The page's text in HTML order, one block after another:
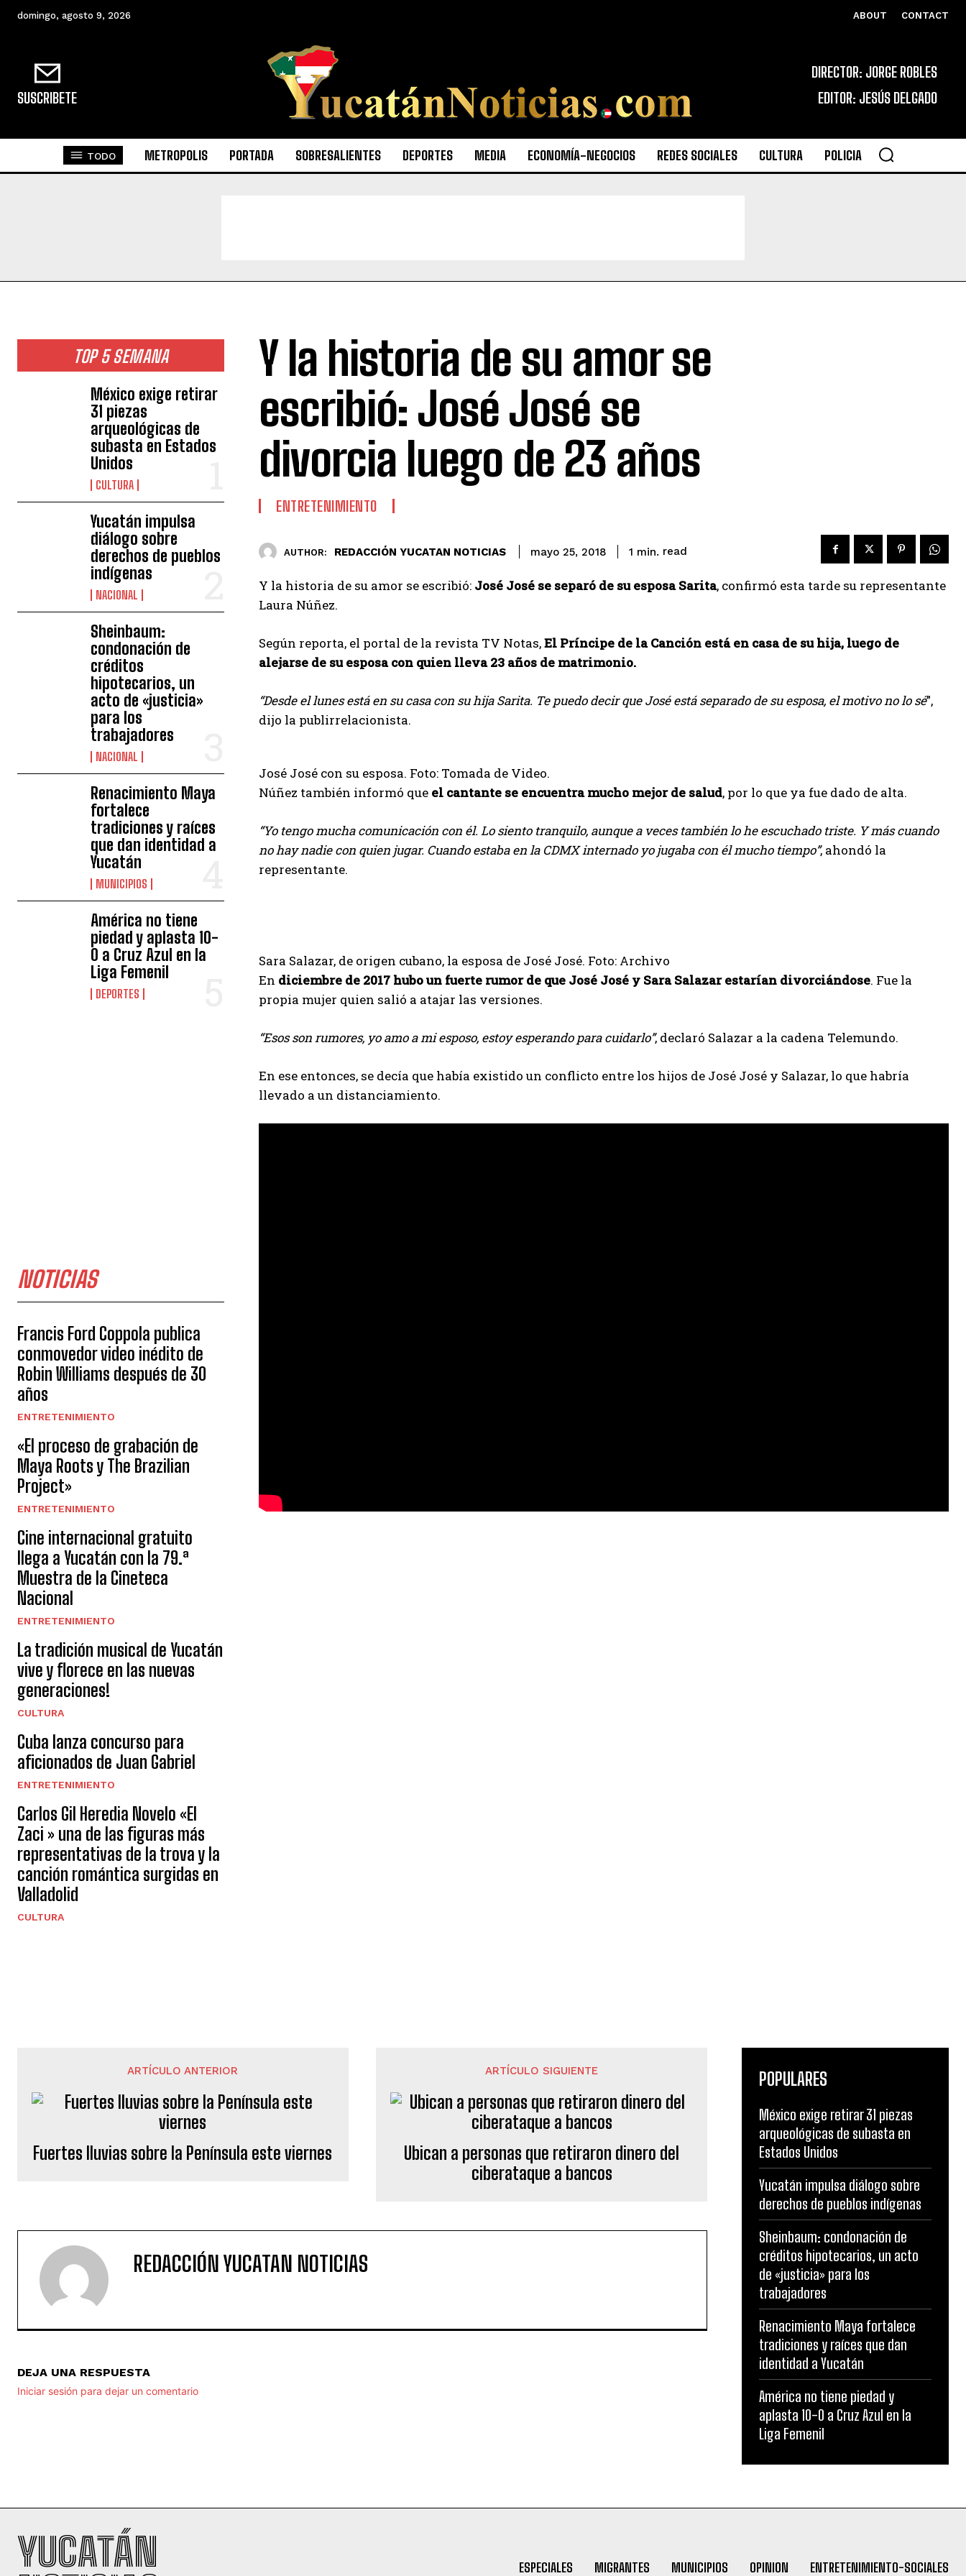
domingo, agosto 9, 2026 ABOUT CONTACT
SUSCRIBETE
DIRECTOR: JORGE ROBLES
EDITOR: JESÚS DELGADO
TODO METROPOLIS PORTADA SOBRESALIENTES DEPORTES MEDIA ECONOMÍA-NEGOCIOS REDES SOCIALES CULTURA POLICIA
TOP 5 SEMANA
México exige retirar
31 piezas
arqueológicas de
subasta en Estados
Unidos
CULTURA
Yucatán impulsa
diálogo sobre
derechos de pueblos
indígenas
NACIONAL
Sheinbaum:
condonación de
créditos
hipotecarios, un
acto de «justicia»
para los
trabajadores
NACIONAL
Renacimiento Maya
fortalece
tradiciones y raíces
que dan identidad a
Yucatán
MUNICIPIOS
América no tiene
piedad y aplasta 10-
0 a Cruz Azul en la
Liga Femenil
DEPORTES
NOTICIAS
Francis Ford Coppola publica
conmovedor video inédito de
Robin Williams después de 30
años
ENTRETENIMIENTO
«El proceso de grabación de
Maya Roots y The Brazilian
Project»
ENTRETENIMIENTO
Cine internacional gratuito
llega a Yucatán con la 79.ª
Muestra de la Cineteca
Nacional
ENTRETENIMIENTO
La tradición musical de Yucatán
vive y florece en las nuevas
generaciones!
CULTURA
Cuba lanza concurso para
aficionados de Juan Gabriel
ENTRETENIMIENTO
Carlos Gil Heredia Novelo «El
Zaci » una de las figuras más
representativas de la trova y la
canción romántica surgidas en
Valladolid
CULTURA
Y la historia de su amor se
escribió: José José se
divorcia luego de 23 años
ENTRETENIMIENTO
AUTHOR: REDACCIÓN YUCATAN NOTICIAS mayo 25, 2018 1 min. read
Y la historia de su amor se escribió: José José se separó de su esposa Sarita, confirmó esta tarde su representante
Laura Núñez.
Según reporta, el portal de la revista TV Notas,El Príncipe de la Canción está en casa de su hija, luego de
alejarse de su esposa con quien lleva 23 años de matrimonio.
“Desde el lunes está en su casa con su hija Sarita. Te puedo decir que José está separado de su esposa, el motivo no lo sé”,
dijo la publirrelacionista.
José José con su esposa. Foto: Tomada de Video.
Núñez también informó que el cantante se encuentra mucho mejor de salud, por lo que ya fue dado de alta.
“Yo tengo mucha comunicación con él. Lo siento tranquilo, aunque a veces también lo he escuchado triste. Y más cuando
no hay nadie con quien jugar. Cuando estaba en la CDMX internado yo jugaba con él mucho tiempo”, ahondó la
representante.
Sara Salazar, de origen cubano, la esposa de José José. Foto: Archivo
En diciembre de 2017 hubo un fuerte rumor de que José José y Sara Salazar estarían divorciándose. Fue la
propia mujer quien salió a atajar las versiones.
“Esos son rumores, yo amo a mi esposo, estoy esperando para cuidarlo”, declaró Salazar a la cadena Telemundo.
En ese entonces, se decía que había existido un conflicto entre los hijos de José José y Salazar, lo que habría
llevado a un distanciamiento.
ARTÍCULO ANTERIOR
Fuertes lluvias sobre la Península este viernes
ARTÍCULO SIGUIENTE
Ubican a personas que retiraron dinero del
ciberataque a bancos
REDACCIÓN YUCATAN NOTICIAS
DEJA UNA RESPUESTA
Iniciar sesión para dejar un comentario
POPULARES
México exige retirar 31 piezas
arqueológicas de subasta en
Estados Unidos
Yucatán impulsa diálogo sobre
derechos de pueblos indígenas
Sheinbaum: condonación de
créditos hipotecarios, un acto
de «justicia» para los
trabajadores
Renacimiento Maya fortalece
tradiciones y raíces que dan
identidad a Yucatán
América no tiene piedad y
aplasta 10-0 a Cruz Azul en la
Liga Femenil
YUCATÁN
ESPECIALES MIGRANTES MUNICIPIOS OPINION ENTRETENIMIENTO-SOCIALES